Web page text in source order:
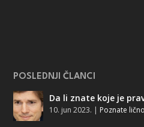
POSLEDNJI ČLANCI
Da li znate koje je
10. jun 2023. | Poznate